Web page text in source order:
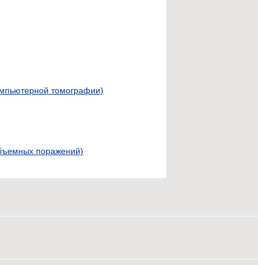
томографии)
поражений)